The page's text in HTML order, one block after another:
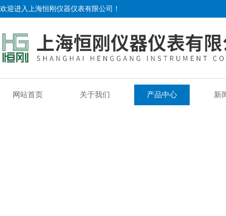
欢迎进入上海恒刚仪器仪表有限公司！
网站首页 关于我们 产品中心 新